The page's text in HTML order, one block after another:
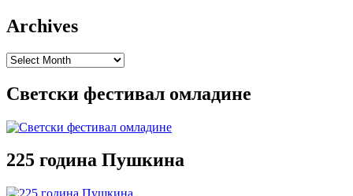
Archives
Archives
Светски фестивал омладине
225 година Пушкина